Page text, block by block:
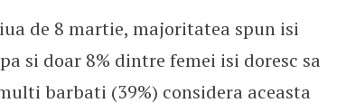
de 8 martie, majoritatea spun isi
si doar 8% dintre femei isi doresc sa
barbati (39%) considera aceasta